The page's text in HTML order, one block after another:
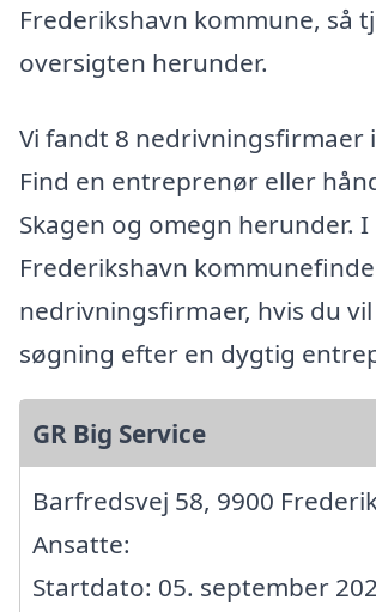
Frederikshavn kommune, så
oversigten herunder.
Vi fandt 8 nedrivningsfirmaer
Find en entreprenør eller
Skagen og omegn herunder. I
Frederikshavn
nedrivningsfirmaer, hvis du
søgning efter en dygtig
GR Big Service
Barfredsvej 58, 9900
Ansatte:
Startdato: 05. september